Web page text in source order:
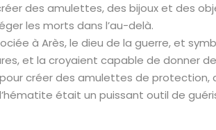
des amulettes, des bijoux et des
les morts dans l’au-delà.
à Arès, le dieu de la guerre, et
et la croyaient capable de donner
créer des amulettes de
était un puissant outil de